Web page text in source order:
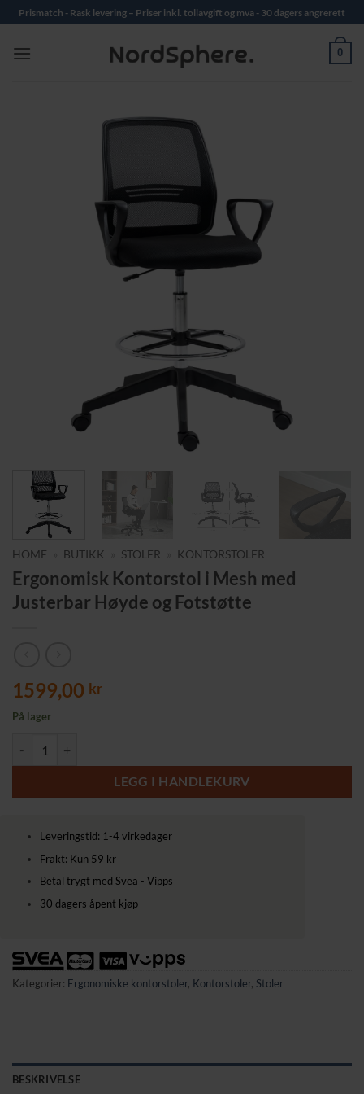
Skip
to
content
Prismatch - Rask levering – Priser inkl. tollavgift og mva - 30 dagers angrerett
0
HOME BUTIKK STOLER KONTORSTOLER
Ergonomisk Kontorstol i Mesh med
Justerbar Høyde og Fotstøtte
1599,00 kr
På lager
LEGG I HANDLEKURV
Leveringstid: 1-4 virkedager
Frakt: Kun 59 kr
Betal trygt med Svea - Vipps
30 dagers åpent kjøp
Kategorier: Ergonomiske kontorstoler, Kontorstoler, Stoler
BESKRIVELSE